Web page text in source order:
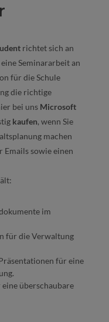
richtet sich an
Seminararbeit an
für die Schule
die richtige
bei uns Microsoft
kaufen, wenn Sie
machen
Emails sowie einen
im
für die Verwaltung
für eine
überschaubare